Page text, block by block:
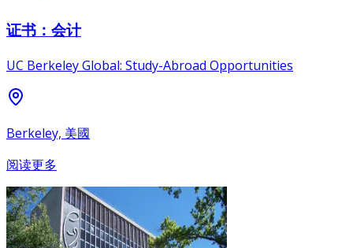
证书：会计
UC Berkeley Global: Study-Abroad Opportunities
Berkeley, 美國
阅读更多